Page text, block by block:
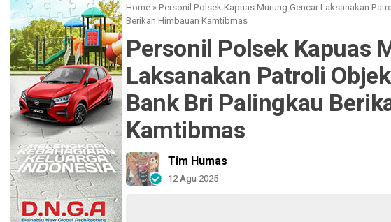
Home »Personil Polsek Kapuas Murung Gencar Laksanakan
Berikan Himbauan Kamtibmas
Personil Polsek Kapuas
Laksanakan Patroli
Bank Bri Palingkau
Kamtibmas
Tim Humas
12 Agu 2025